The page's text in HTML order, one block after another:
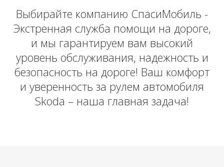
Выбирайте компанию СпасиМобиль -
Экстренная служба помощи на дороге,
и мы гарантируем вам высокий
уровень обслуживания, надежность и
безопасность на дороге! Ваш комфорт
и уверенность за рулем автомобиля
Skoda – наша главная задача!